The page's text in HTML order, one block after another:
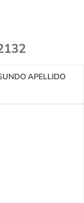
APELLIDO